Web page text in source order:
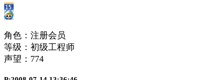
角色：注册会员
等级：初级工程师
声望： 774